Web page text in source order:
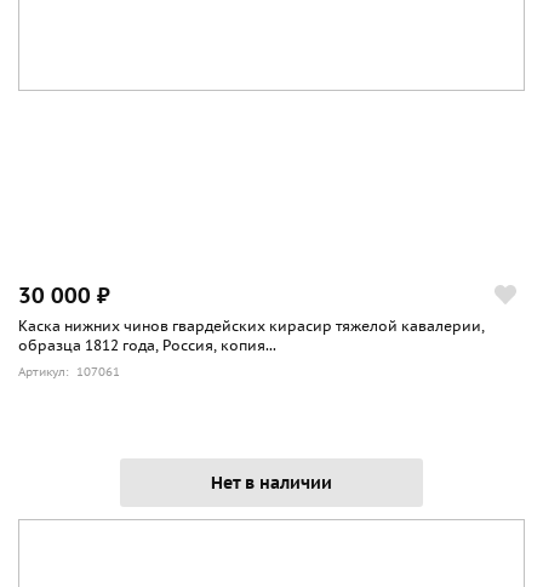
30 000 ₽
Каска нижних чинов гвардейских кирасир тяжелой кавалерии,
образца 1812 года, Россия, копия...
Артикул: 107061
Нет в наличии